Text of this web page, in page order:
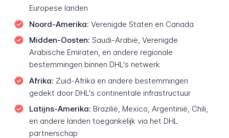
Europese landen
Noord-Amerika: Verenigde Staten en Canada
Midden-Oosten: Saudi-Arabië, Verenigde
Arabische Emiraten, en andere regionale
bestemmingen binnen DHL's netwerk
Afrika: Zuid-Afrika en andere bestemmingen
gedekt door DHL's continentale infrastructuur
Latijns-Amerika: Brazilië, Mexico, Argentinië, Chili,
en andere landen toegankelijk via het DHL
partnerschap